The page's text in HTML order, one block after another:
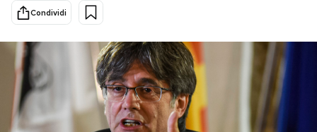
Sport
PODCAST
NEWSLETTER
Condividi